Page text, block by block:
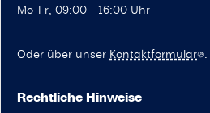
Mo-Fr, 09:00 - 16:00 Uhr
Oder über unser Kontaktformular .
Rechtliche Hinweise